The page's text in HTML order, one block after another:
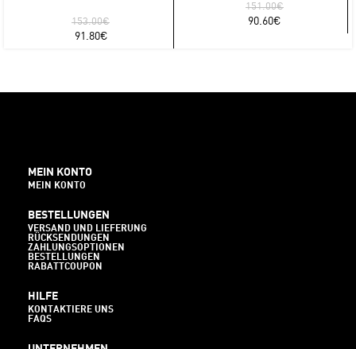
153.00€
91.80€
151.00€
90.60€
MEIN KONTO
MEIN KONTO
BESTELLUNGEN
VERSAND UND LIEFERUNG
RÜCKSENDUNGEN
ZAHLUNGSOPTIONEN
BESTELLUNGEN
RABATTCOUPON
HILFE
KONTAKTIERE UNS
FAQS